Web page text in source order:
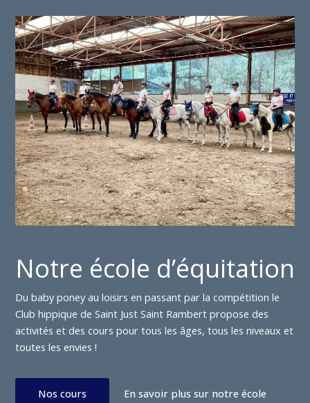
Notre école d’équitation
Du baby poney au loisirs en passant par la compétition le
Club hippique de Saint Just Saint Rambert propose des
activités et des cours pour tous les âges, tous les niveaux et
toutes les envies !
Nos cours En savoir plus sur notre école